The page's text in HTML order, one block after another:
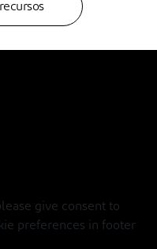
give consent to
preferences in footer